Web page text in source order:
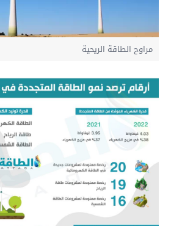
مراوح الطاقة الريحية